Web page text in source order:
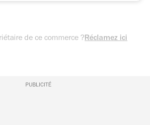
de ce commerce ?Réclamez ici
PUBLICITÉ